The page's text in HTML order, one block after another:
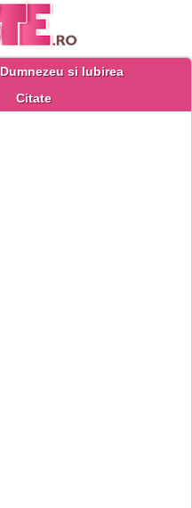
Dumnezeu si Iubirea
Citate